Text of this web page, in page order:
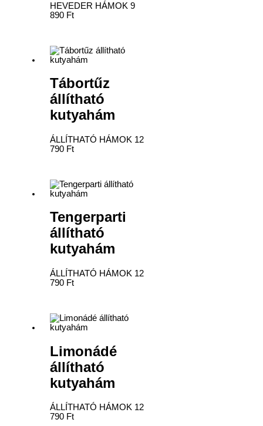
HEVEDER HÁMOK9
890 Ft
Tábortűz
állítható
kutyahám
ÁLLÍTHATÓ HÁMOK 12
790 Ft
Tengerparti
állítható
kutyahám
ÁLLÍTHATÓ HÁMOK 12
790 Ft
Limonádé
állítható
kutyahám
ÁLLÍTHATÓ HÁMOK 12
790 Ft